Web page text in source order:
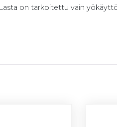
on tarkoitettu vain